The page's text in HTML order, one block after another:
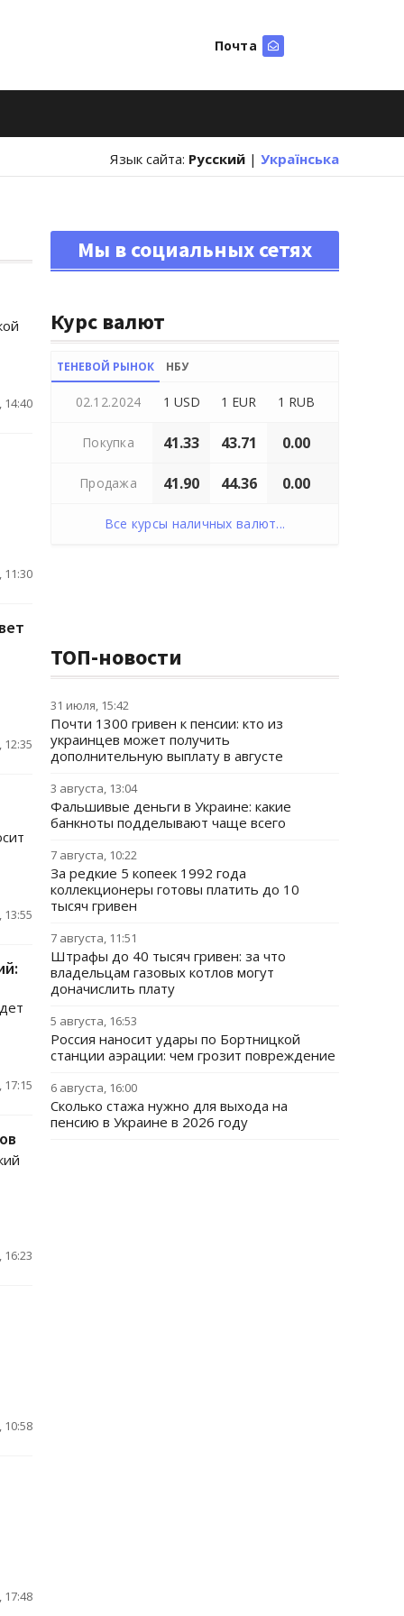
Почта
Язык сайта: Русский | Українська
14:40
11:30
13:55
17:15
16:23
10:58
17:48
Мы в социальных сетях
Курс валют
ТЕНЕВОЙ РЫНОК НБУ
02.12.2024 1 USD 1 EUR 1 RUB
Покупка 41.33 43.71 0.00
Продажа 41.90 44.36 0.00
Все курсы наличных валют...
ТОП-новости
31 июля, 15:42
Почти 1300 гривен к пенсии: кто из
украинцев может получить
дополнительную выплату в августе
3 августа, 13:04
Фальшивые деньги в Украине: какие
банкноты подделывают чаще всего
7 августа, 10:22
За редкие 5 копеек 1992 года
коллекционеры готовы платить до 10
тысяч гривен
7 августа, 11:51
Штрафы до 40 тысяч гривен: за что
владельцам газовых котлов могут
доначислить плату
5 августа, 16:53
Россия наносит удары по Бортницкой
станции аэрации: чем грозит повреждение
6 августа, 16:00
Сколько стажа нужно для выхода на
пенсию в Украине в 2026 году